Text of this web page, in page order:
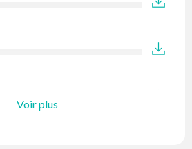
Voir plus